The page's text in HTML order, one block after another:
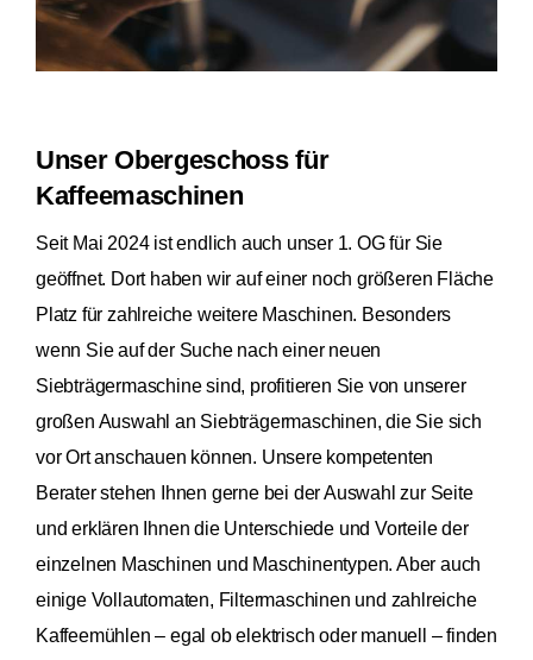
Unser Obergeschoss für
Kaffeemaschinen
Seit Mai 2024 ist endlich auch unser 1. OG für Sie
geöffnet. Dort haben wir auf einer noch größeren Fläche
Platz für zahlreiche weitere Maschinen. Besonders
wenn Sie auf der Suche nach einer neuen
Siebträgermaschine sind, profitieren Sie von unserer
großen Auswahl an Siebträgermaschinen, die Sie sich
vor Ort anschauen können. Unsere kompetenten
Berater stehen Ihnen gerne bei der Auswahl zur Seite
und erklären Ihnen die Unterschiede und Vorteile der
einzelnen Maschinen und Maschinentypen. Aber auch
einige Vollautomaten, Filtermaschinen und zahlreiche
Kaffeemühlen – egal ob elektrisch oder manuell – finden